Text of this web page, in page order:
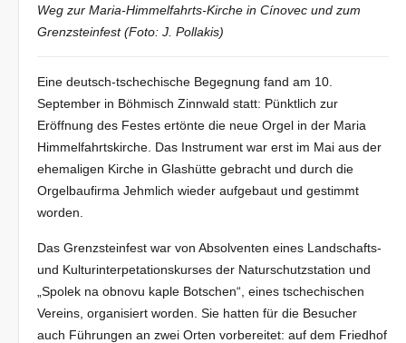
Weg zur Maria-Himmelfahrts-Kirche in Cínovec und zum
Grenzsteinfest (Foto: J. Pollakis)
Eine deutsch-tschechische Begegnung fand am 10.
September in Böhmisch Zinnwald statt: Pünktlich zur
Eröffnung des Festes ertönte die neue Orgel in der Maria
Himmelfahrtskirche. Das Instrument war erst im Mai aus der
ehemaligen Kirche in Glashütte gebracht und durch die
Orgelbaufirma Jehmlich wieder aufgebaut und gestimmt
worden.
Das Grenzsteinfest war von Absolventen eines Landschafts-
und Kulturinterpetationskurses der Naturschutzstation und
„Spolek na obnovu kaple Botschen“, eines tschechischen
Vereins, organisiert worden. Sie hatten für die Besucher
auch Führungen an zwei Orten vorbereitet: auf dem Friedhof